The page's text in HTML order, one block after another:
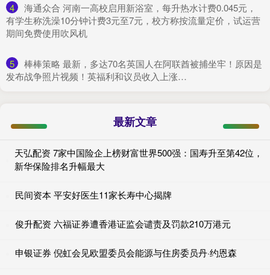
4
​海通众合 河南一高校启用新浴室，每升热水计费0.045元，
有学生称洗澡10分钟计费3元至7元，校方称按流量定价，试运营
期间免费使用吹风机
5
​棒棒策略 最新，多达70名英国人在阿联酋被捕坐牢！原因是
发布战争照片视频！英福利和议员收入上涨…
最新文章
天弘配资 7家中国险企上榜财富世界500强：国寿升至第42位，
新华保险排名升幅最大
民间资本 平安好医生11家长寿中心揭牌
俊升配资 六福证券遭香港证监会谴责及罚款210万港元
申银证券 倪虹会见欧盟委员会能源与住房委员丹·约恩森